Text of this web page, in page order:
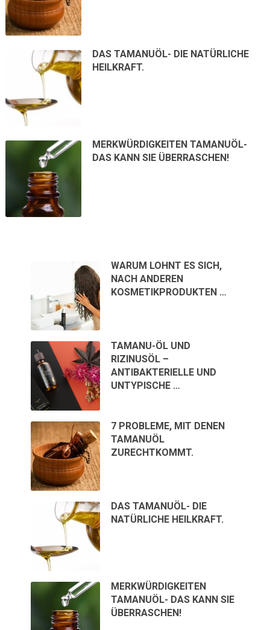
DAS TAMANUÖL- DIE NATÜRLICHE
HEILKRAFT.
MERKWÜRDIGKEITEN TAMANUÖL-
DAS KANN SIE ÜBERRASCHEN!
WARUM LOHNT ES SICH,
NACH ANDEREN
KOSMETIKPRODUKTEN …
TAMANU-ÖL UND
RIZINUSÖL –
ANTIBAKTERIELLE UND
UNTYPISCHE …
7 PROBLEME, MIT DENEN
TAMANUÖL
ZURECHTKOMMT.
DAS TAMANUÖL- DIE
NATÜRLICHE HEILKRAFT.
MERKWÜRDIGKEITEN
TAMANUÖL- DAS KANN SIE
ÜBERRASCHEN!